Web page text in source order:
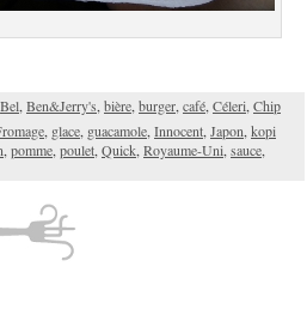
Bel Ben&Jerry's bière burger café Céleri Chip
glace guacamole Innocent Japon kopi
pomme poulet Quick Royaume-Uni sauce